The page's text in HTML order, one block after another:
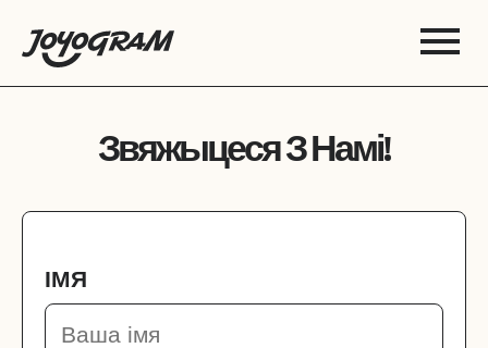
Звяжыцеся З Намі!
ІМЯ